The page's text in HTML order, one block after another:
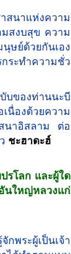
นาแห่งความ
สงบสุข ความ
ย์ด้วยกันเอง
ระทำความชั่ว
บของท่านนะบี
นื่องด้วยความ
นาอิสลาม ต่อ
ชะฮาดะฮ์
รโลก และผู้ใด
นใหญ่หลวงแก่
กพระผู้เป็นเจ้า